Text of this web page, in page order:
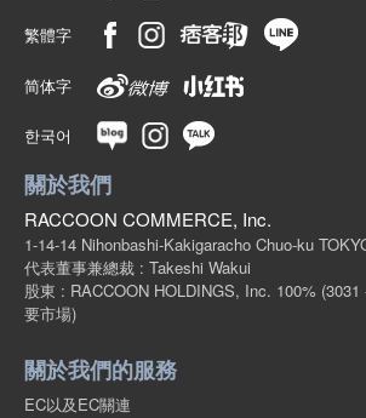
繁體字
简体字
한국어
關於我們
RACCOON COMMERCE, Inc.
1-14-14 Nihonbashi-Kakigaracho Chuo-ku
代表董事兼總裁 : Takeshi Wakui
股東 : RACCOON HOLDINGS, Inc. 100%
要市場)
關於我們的服務
EC以及EC關連